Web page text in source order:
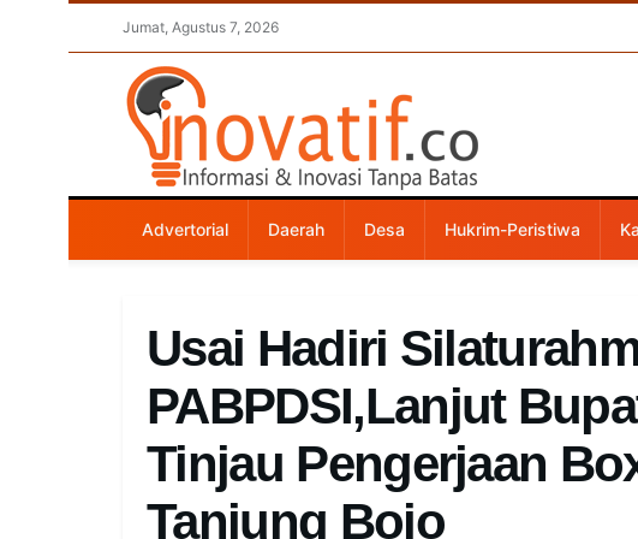
Jumat, Agustus 7, 2026
Advertorial Daerah Desa Hukrim-Peristiwa
Usai Hadiri
PABPDSI,Lanjut
Tinjau Pengerjaan
Tanjung Bojo